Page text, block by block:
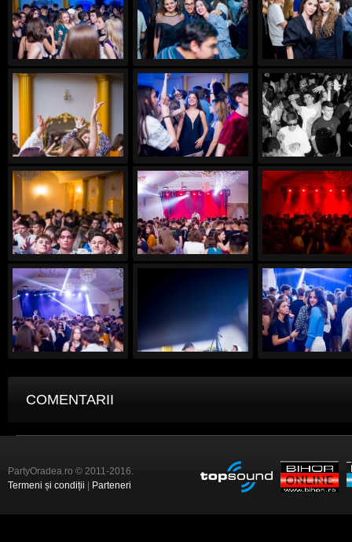
COMENTARII
PartyOradea.ro © 2011-2016.
Termeni și condiții
Parteneri